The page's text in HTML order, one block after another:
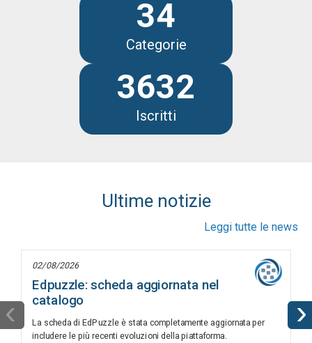
34
Categorie
3632
Iscritti
Ultime notizie
Leggi tutte le news
02/08/2026
Edpuzzle: scheda aggiornata nel
catalogo
La scheda di EdPuzzle è stata completamente aggiornata per
includere le più recenti evoluzioni della piattaforma.
‹ ›